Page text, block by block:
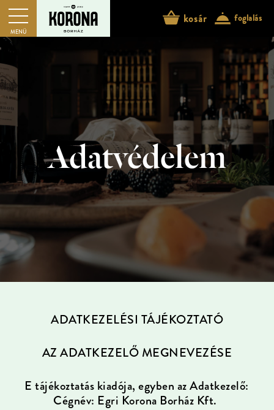
MENÜ
kosár foglalás
Adatvédelem
ADATKEZELÉSI TÁJÉKOZTATÓ
AZ ADATKEZELŐ MEGNEVEZÉSE
E tájékoztatás kiadója, egyben az Adatkezelő:
Cégnév: Egri Korona Borház Kft.